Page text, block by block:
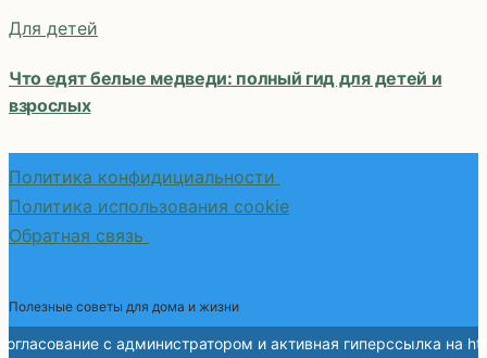
Для детей
Что едят белые медведи: полный гид для детей и
взрослых
Политика конфидициальности
Политика использования cookie
Обратная связь
Полезные советы для дома и жизни